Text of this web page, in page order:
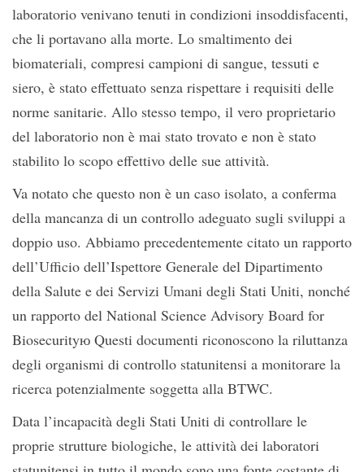
laboratorio venivano tenuti in condizioni insoddisfacenti,
che li portavano alla morte. Lo smaltimento dei
biomateriali, compresi campioni di sangue, tessuti e
siero, è stato effettuato senza rispettare i requisiti delle
norme sanitarie. Allo stesso tempo, il vero proprietario
del laboratorio non è mai stato trovato e non è stato
stabilito lo scopo effettivo delle sue attività.
Va notato che questo non è un caso isolato, a conferma
della mancanza di un controllo adeguato sugli sviluppi a
doppio uso. Abbiamo precedentemente citato un rapporto
dell’Ufficio dell’Ispettore Generale del Dipartimento
della Salute e dei Servizi Umani degli Stati Uniti, nonché
un rapporto del National Science Advisory Board for
Biosecurityю Questi documenti riconoscono la riluttanza
degli organismi di controllo statunitensi a monitorare la
ricerca potenzialmente soggetta alla BTWC.
Data l’incapacità degli Stati Uniti di controllare le
proprie strutture biologiche, le attività dei laboratori